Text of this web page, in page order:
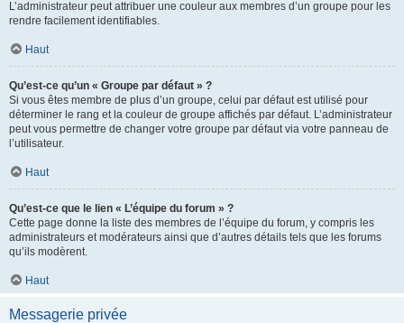
L’administrateur peut attribuer une couleur aux membres d’un groupe pour les
rendre facilement identifiables.
Haut
Qu’est-ce qu’un « Groupe par défaut » ?
Si vous êtes membre de plus d’un groupe, celui par défaut est utilisé pour
déterminer le rang et la couleur de groupe affichés par défaut. L’administrateur
peut vous permettre de changer votre groupe par défaut via votre panneau de
l’utilisateur.
Haut
Qu’est-ce que le lien « L’équipe du forum » ?
Cette page donne la liste des membres de l’équipe du forum, y compris les
administrateurs et modérateurs ainsi que d’autres détails tels que les forums
qu’ils modèrent.
Haut
Messagerie privée